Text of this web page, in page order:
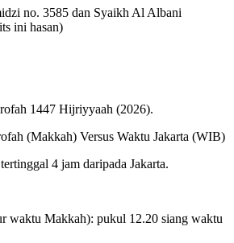
no. 3585 dan Syaikh Al Albani
ini hasan)
1447 Hijriyyaah (2026).
(Makkah) Versus Waktu Jakarta (WIB)
4 jam daripada Jakarta.
waktu Makkah): pukul 12.20 siang waktu